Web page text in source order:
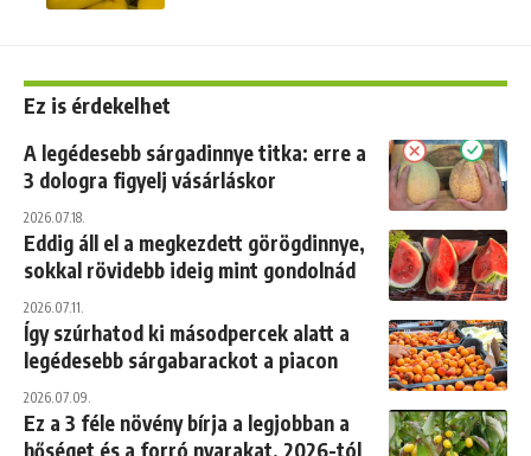
Ez is érdekelhet
A legédesebb sárgadinnye titka: erre a
3 dologra figyelj vásárláskor
2026.07.18.
Eddig áll el a megkezdett görögdinnye,
sokkal rövidebb ideig mint gondolnád
2026.07.11.
Így szúrhatod ki másodpercek alatt a
legédesebb sárgabarackot a piacon
2026.07.09.
Ez a 3 féle növény bírja a legjobban a
hőséget és a forró nyarakat, 2026-tól